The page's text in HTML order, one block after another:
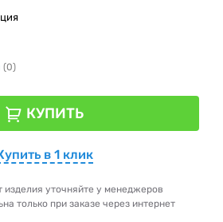
(0)
КУПИТЬ
в 1 клик
изделия уточняйте у менеджеров
только при заказе через интернет